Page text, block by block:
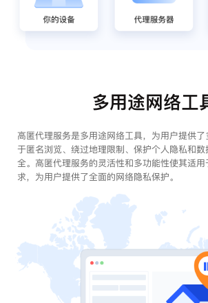
多用途网络工
高匿代理服务是多用途网络工具，为用户提供
于匿名浏览、绕过地理限制、保护个人隐私和
全。高匿代理服务的灵活性和多功能性使其适
求，为用户提供了全面的网络隐私保护。